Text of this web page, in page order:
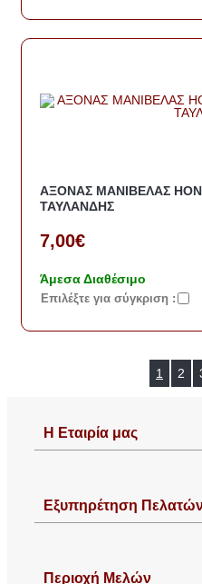
ΑΞΟΝΑΣ ΜΑΝΙΒΕΛΑΣ
ΤΑΥΛΑΝΔΗΣ
7,00€
Άμεσα Διαθέσιμο
Eπιλέξτε για σύγκριση :
1 2
Η Εταιρία μας
Εξυπηρέτηση
Περιοχή Mελών